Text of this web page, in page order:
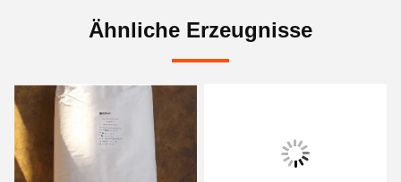
Ähnliche Erzeugnisse